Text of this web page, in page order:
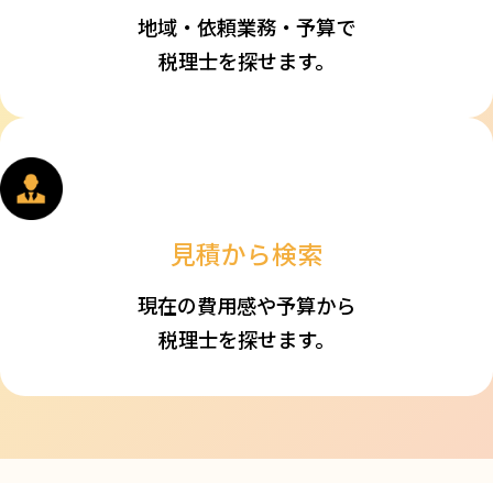
地域・依頼業務・予算で
税理士を探せます。
見積から検索
現在の費用感や予算から
税理士を探せます。